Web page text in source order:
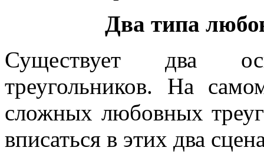
Два типа
Существует два
треугольников. На
сложных любовных
вписаться в этих два